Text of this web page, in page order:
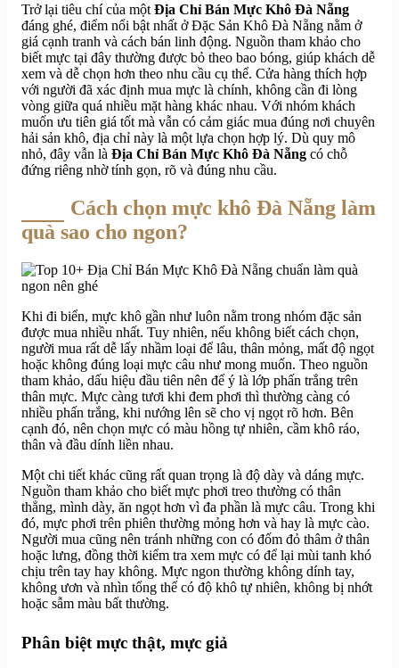
Trở lại tiêu chí của một Địa Chỉ Bán Mực Khô Đà Nẵng
đáng ghé, điểm nổi bật nhất ở Đặc Sản Khô Đà Nẵng nằm ở
giá cạnh tranh và cách bán linh động. Nguồn tham khảo cho
biết mực tại đây thường được bỏ theo bao bóng, giúp khách dễ
xem và dễ chọn hơn theo nhu cầu cụ thể. Cửa hàng thích hợp
với người đã xác định mua mực là chính, không cần đi lòng
vòng giữa quá nhiều mặt hàng khác nhau. Với nhóm khách
muốn ưu tiên giá tốt mà vẫn có cảm giác mua đúng nơi chuyên
hải sản khô, địa chỉ này là một lựa chọn hợp lý. Dù quy mô
nhỏ, đây vẫn là Địa Chỉ Bán Mực Khô Đà Nẵng có chỗ
đứng riêng nhờ tính gọn, rõ và đúng nhu cầu.
Cách chọn mực khô Đà Nẵng làm
quà sao cho ngon?
Khi đi biển, mực khô gần như luôn nằm trong nhóm đặc sản
được mua nhiều nhất. Tuy nhiên, nếu không biết cách chọn,
người mua rất dễ lấy nhầm loại để lâu, thân mỏng, mất độ ngọt
hoặc không đúng loại mực câu như mong muốn. Theo nguồn
tham khảo, dấu hiệu đầu tiên nên để ý là lớp phấn trắng trên
thân mực. Mực càng tươi khi đem phơi thì thường càng có
nhiều phấn trắng, khi nướng lên sẽ cho vị ngọt rõ hơn. Bên
cạnh đó, nên chọn mực có màu hồng tự nhiên, cầm khô ráo,
thân và đầu dính liền nhau.
Một chi tiết khác cũng rất quan trọng là độ dày và dáng mực.
Nguồn tham khảo cho biết mực phơi treo thường có thân
thẳng, mình dày, ăn ngọt hơn vì đa phần là mực câu. Trong khi
đó, mực phơi trên phiên thường mỏng hơn và hay là mực cào.
Người mua cũng nên tránh những con có đốm đỏ thâm ở thân
hoặc lưng, đồng thời kiểm tra xem mực có để lại mùi tanh khó
chịu trên tay hay không. Mực ngon thường không dính tay,
không ươn và nhìn tổng thể có độ khô tự nhiên, không bị nhớt
hoặc sẫm màu bất thường.
Phân biệt mực thật, mực giả